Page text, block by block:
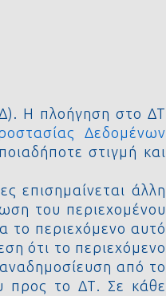
Η πλοήγηση στο ΔΤ
Δεδομένων
στιγμή και
επισημαίνεται άλλη
του περιεχομένου
το περιεχόμενο αυτό
ότι το περιεχόμενο
από το
προς το ΔΤ. Σε κάθε